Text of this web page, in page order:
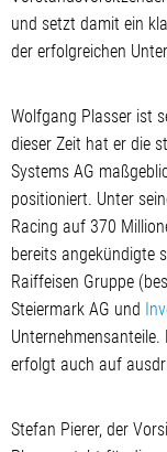
und setzt damit ein
der erfolgreichen
Wolfgang Plasser ist
dieser Zeit hat er die
Systems AG
positioniert. Unter
Racing auf 370
bereits angekündigte
Raiffeisen Gruppe
Steiermark AG und
erfolgt auch auf
Stefan Pierer, der